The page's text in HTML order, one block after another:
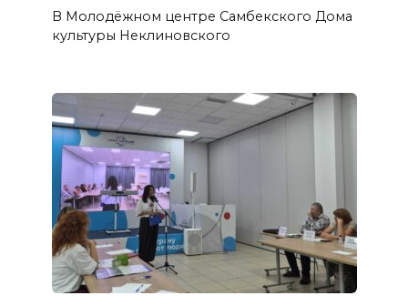
В Молодёжном центре Самбекского Дома
культуры Неклиновского